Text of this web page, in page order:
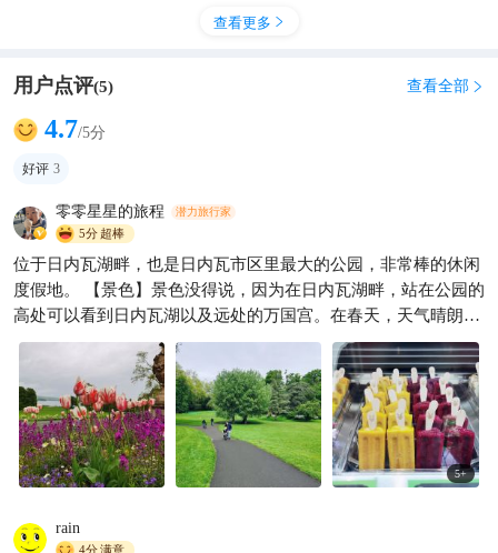
夏日出逃计划｜在日内瓦湖畔
过个松弛感夏天
游-世界
查看更多 
用户点评(5) 查看全部 
4.7/5分
好评 3
零零星星的旅程 潜力旅行家
5分超棒
位于日内瓦湖畔，也是日内瓦市区里最大的公园，非常棒的休闲
度假地。 【景色】景色没得说，因为在日内瓦湖畔，站在公园的
高处可以看到日内瓦湖以及远处的万国宫。在春天，天气晴朗的
时候还可以看到远处连绵的雪山。 【趣味】公园除了供大家散步
休息，还有供小朋友们玩的游乐场，另外还有一个咖啡厅，仅在
夏天开放，在这里可以吃简餐，冰淇淋和喝咖啡。十分优美的环
境。 【性价比】免费的大公园。在夏天的时候，这里还有免费的
室外音乐会，十分推荐大家来看一看，非常优美的环境，非常惬
意的音乐会。
5+
rain
4分满意